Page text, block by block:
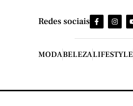
Redes sociais
MODABELEZALIFESTYLE